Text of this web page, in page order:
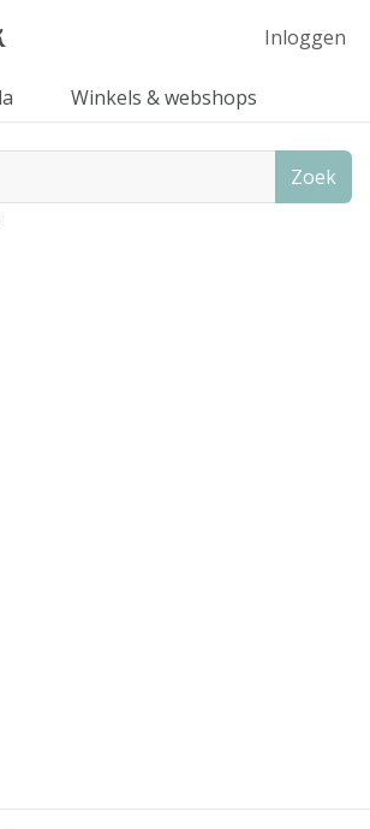
Inloggen
Winkels & webshops
Zoek